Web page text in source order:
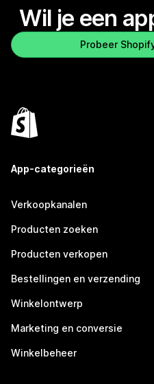
Wil je een
Probeer
App-categorieën
Verkoopkanalen
Producten zoeken
Producten verkopen
Bestellingen en verzending
Winkelontwerp
Marketing en conversie
Winkelbeheer